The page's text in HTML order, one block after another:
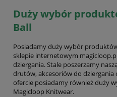
Duży wybór
Ball
Posiadamy duży wybór
sklepie internetowym
dziergania. Stale poszerzamy
drutów, akcesoriów do dziergania
ofercie posiadamy również duży
Magicloop Knitwear.